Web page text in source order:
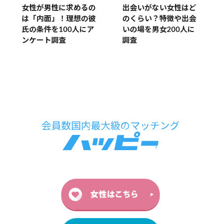
女性が男性に求めるの
は「内面」！理想の彼
氏の条件を100人にア
ンケート調査
出会いがない女性はど
のくらい？特徴や出会
いの場を男女200人に
調査